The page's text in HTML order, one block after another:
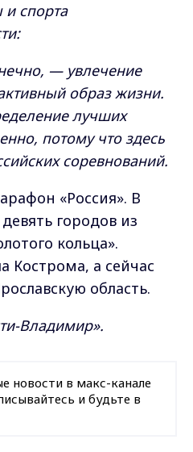
и спорта
— увлечение
образ жизни.
лучших
потому что здесь
соревнований.
«Россия». В
городов из
кольца».
Кострома, а сейчас
область.
Владимир».
новости в макс-канале
и будьте в